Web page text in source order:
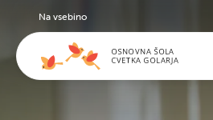
Na vsebino